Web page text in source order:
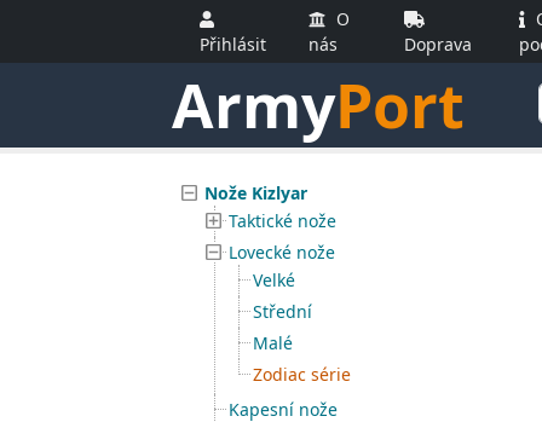
Přihlásit
O
nás
Doprava
ArmyPort
Nože Kizlyar
Taktické nože
Lovecké nože
Velké
Střední
Malé
Zodiac série
Kapesní nože